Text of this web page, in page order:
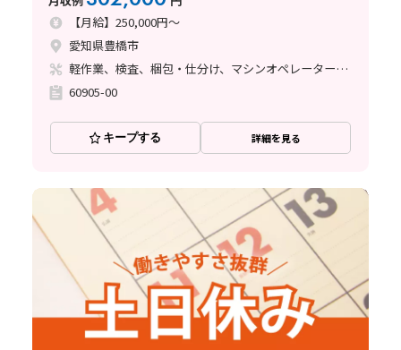
【月給】250,000円～
愛知県豊橋市
軽作業、検査、梱包・仕分け、マシンオペレーター、清掃・洗浄、メンテナンス・保全、フォークリフト
60905-00
キープする 詳細を見る